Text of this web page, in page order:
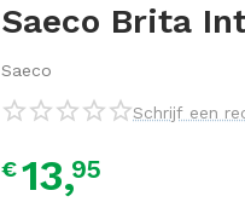
Saeco Brita
Saeco
Schrijf een
€ 13,95